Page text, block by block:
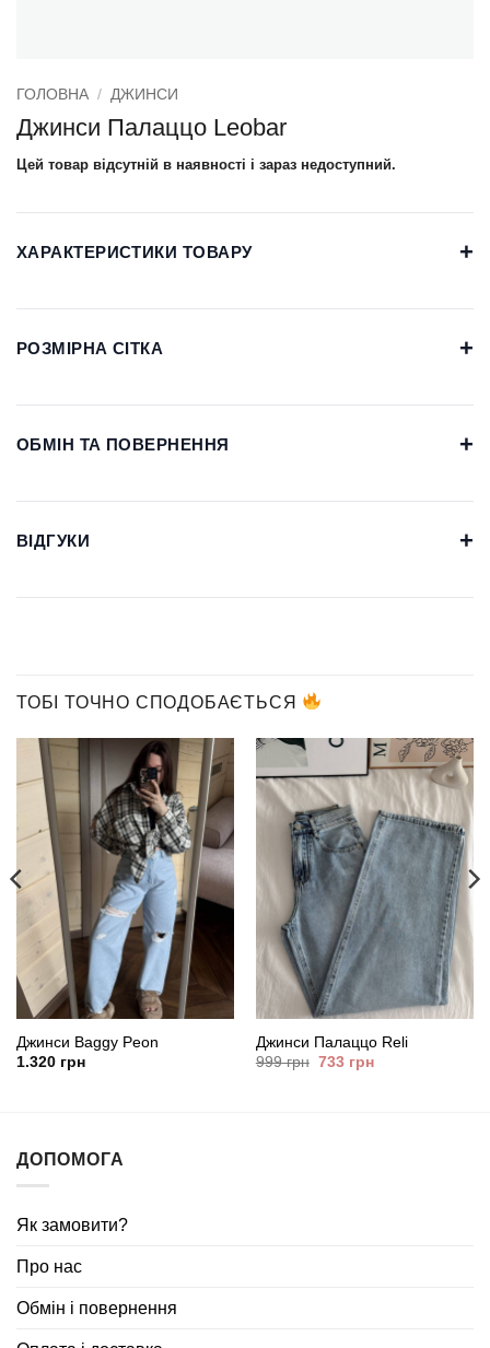
ГОЛОВНА / ДЖИНСИ
Джинси Палаццо Leobar
Цей товар відсутній в наявності і зараз недоступний.
ХАРАКТЕРИСТИКИ ТОВАРУ +
РОЗМІРНА СІТКА +
ОБМІН ТА ПОВЕРНЕННЯ +
ВІДГУКИ +
ТОБІ ТОЧНО СПОДОБАЄТЬСЯ
Джинси Baggy Peon
1.320грн
Джинси Палаццо Reli
999грн Оригінальна
733грнПоточна
ДОПОМОГА
Як замовити?
Про нас
Обмін і повернення